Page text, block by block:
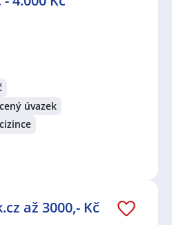
úvazek
až 3000,- Kč